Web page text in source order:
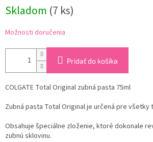
cena:
Skladom (7 ks)
Možnosti doručenia
Pridať do košíka
COLGATE Total Original zubná pasta 75ml
Zubná pasta Total Original je určená pre všetky
Obsahuje špeciálne zloženie, ktoré dokonale
zubnú sklovinu.